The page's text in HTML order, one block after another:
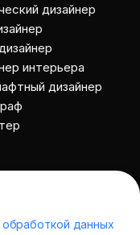
дизайнер
интерьера
дизайнер
обработкой данных